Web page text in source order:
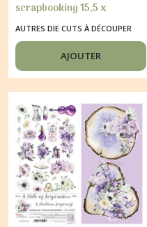
scrapbooking 15,5 x
30, 5 cm Craft O
Clock SOULMATES
391
AUTRES DIE CUTS À DÉCOUPER
AJOUTER